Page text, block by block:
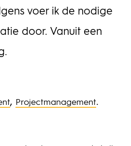
voer ik de nodige
door. Vanuit een
, Projectmanagement.